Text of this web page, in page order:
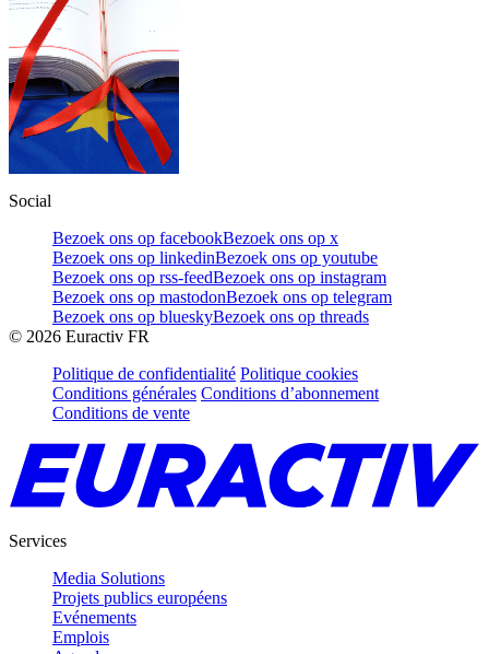
Social
Bezoek ons op facebookBezoek ons op x
Bezoek ons op linkedinBezoek ons op youtube
Bezoek ons op rss-feedBezoek ons op instagram
Bezoek ons op mastodonBezoek ons op telegram
Bezoek ons op blueskyBezoek ons op threads
© 2026 Euractiv FR
Politique de confidentialité Politique cookies
Conditions générales Conditions d’abonnement
Conditions de vente
Services
Media Solutions
Projets publics européens
Evénements
Emplois